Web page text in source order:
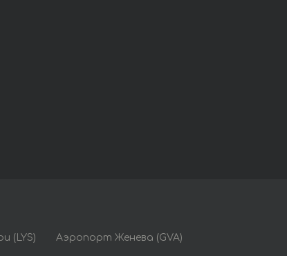
(LYS) Аэропорт Женева (GVA)